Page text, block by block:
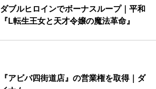
ダブルヒロインでボーナスループ｜平和
『L転生王女と天才令嬢の魔法革命』
『アビバ四街道店』の営業権を取得｜ダ